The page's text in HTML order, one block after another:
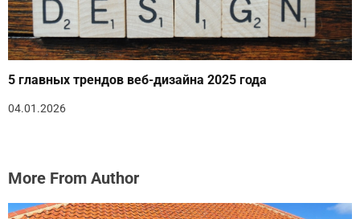
5 главных трендов веб-дизайна 2025 года
04.01.2026
More From Author